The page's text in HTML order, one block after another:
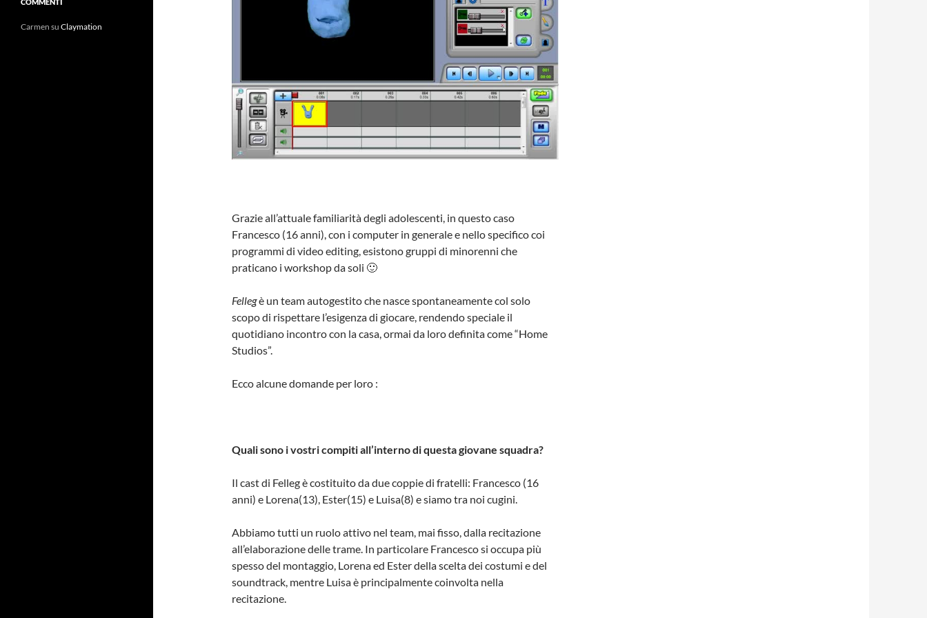
Grazie all’attuale familiarità degli adolescenti, in questo caso
Francesco (16 anni), con i computer in generale e nello specifico coi
programmi di video editing, esistono gruppi di minorenni che
praticano i workshop da soli 🙂
Fellegè un team autogestito che nasce spontaneamente col solo
scopo di rispettare l’esigenza di giocare, rendendo speciale il
quotidiano incontro con la casa, ormai da loro definita come “Home
Studios”.
Ecco alcune domande per loro :
Quali sono i vostri compiti all’interno di questa giovane squadra?
Il cast di Felleg è costituito da due coppie di fratelli: Francesco (16
anni) e Lorena(13), Ester(15) e Luisa(8) e siamo tra noi cugini.
Abbiamo tutti un ruolo attivo nel team, mai fisso, dalla recitazione
all’elaborazione delle trame. In particolare Francesco si occupa più
spesso del montaggio, Lorena ed Ester della scelta dei costumi e del
soundtrack, mentre Luisa è principalmente coinvolta nella
recitazione.
Carmen su Claymation